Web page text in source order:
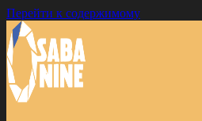
Перейти к содержимому